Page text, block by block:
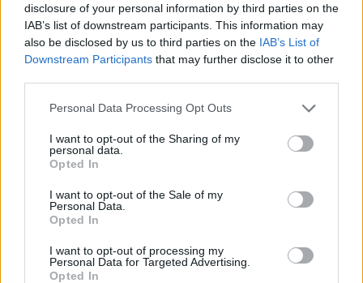
disclosure of your personal information by third parties on the
IAB’s list of downstream participants. This information may
also be disclosed by us to third parties on the IAB’s List of
Downstream Participants that may further disclose it to other
Please note that this website/app uses one or more Google
not limited to your visit or usage behaviour. You may click to
grant or deny consent to Google and its third-party tags to
use your data for below specified purposes in below Google
consent section.
Personal Data Processing Opt Outs
I want to opt-out of the Sharing of my
personal data.
Opted In
I want to opt-out of the Sale of my
Personal Data.
Opted In
I want to opt-out of processing my
Personal Data for Targeted Advertising.
Opted In
Paris Saint-Germainvs
Manchester United
Felkészülési szezon 4. mérkőzés
Nya Ullevi, Göteborg
2026-08-08 17:00
1 nap 12 óra 37 perc 52 másodperc
Leeds Unitedvs Manchester United 2026-08-12 20:30
vs
ELŐZŐ MÉRKŐZÉSEK